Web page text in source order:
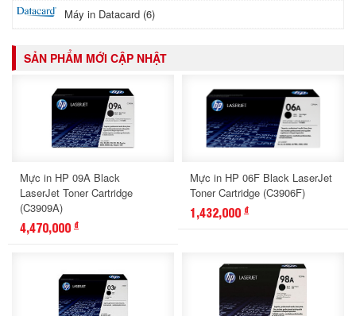
Máy in Datacard (6)
SẢN PHẨM MỚI CẬP NHẬT
Mực in HP 09A Black
LaserJet Toner Cartridge
(C3909A)
4,470,000 đ
Mực in HP 06F Black LaserJet
Toner Cartridge (C3906F)
1,432,000 đ